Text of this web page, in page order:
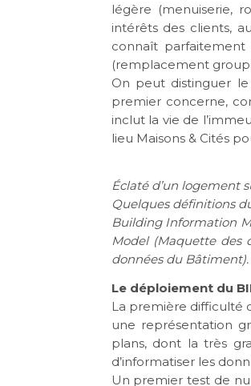
légère (menuiserie,
intérêts des clients,
connaît
(remplacement
On peut distinguer
premier concerne,
inclut la vie de
lieu Maisons & Cités
Éclaté d’un logement
Quelques définitions
Building Information
Model (Maquette des
données du Bâtiment).
Le déploiement du
La première difficulté
une représentation
plans, dont la très
d’informatiser les
Un premier test de